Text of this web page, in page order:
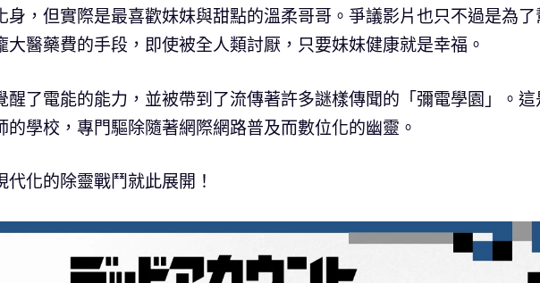
身，但實際是最喜歡妹妹與甜點的溫柔哥哥。爭議影片也只不過是為了
大醫藥費的手段，即使被全人類討厭，只要妹妹健康就是幸福。
醒了電能的能力，並被帶到了流傳著許多謎樣傳聞的「彌電學園」。這
學校，專門驅除隨著網際網路普及而數位化的幽靈。
化的除靈戰鬥就此展開！